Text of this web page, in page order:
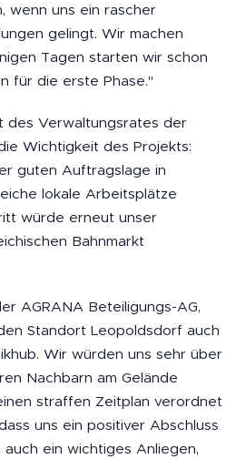
wenn uns ein rascher
gelingt. Wir machen
Tagen starten wir schon
für die erste Phase."
des Verwaltungsrates der
Wichtigkeit des Projekts:
guten Auftragslage in
lokale Arbeitsplätze
würde erneut unser
Bahnmarkt
AGRANA Beteiligungs-AG,
Standort Leopoldsdorf auch
Wir würden uns sehr über
Nachbarn am Gelände
straffen Zeitplan verordnet
uns ein positiver Abschluss
ein wichtiges Anliegen,